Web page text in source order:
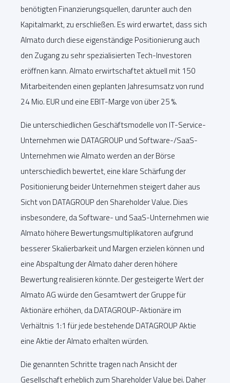
benötigten Finanzierungsquellen, darunter auch den
Kapitalmarkt, zu erschließen. Es wird erwartet, dass sich
Almato durch diese eigenständige Positionierung auch
den Zugang zu sehr spezialisierten Tech-Investoren
eröffnen kann. Almato erwirtschaftet aktuell mit 150
Mitarbeitenden einen geplanten Jahresumsatz von rund
24 Mio. EUR und eine EBIT-Marge von über 25 %.
Die unterschiedlichen Geschäftsmodelle von IT-Service-
Unternehmen wie DATAGROUP und Software-/SaaS-
Unternehmen wie Almato werden an der Börse
unterschiedlich bewertet, eine klare Schärfung der
Positionierung beider Unternehmen steigert daher aus
Sicht von DATAGROUP den Shareholder Value. Dies
insbesondere, da Software- und SaaS-Unternehmen wie
Almato höhere Bewertungsmultiplikatoren aufgrund
besserer Skalierbarkeit und Margen erzielen können und
eine Abspaltung der Almato daher deren höhere
Bewertung realisieren könnte. Der gesteigerte Wert der
Almato AG würde den Gesamtwert der Gruppe für
Aktionäre erhöhen, da DATAGROUP-Aktionäre im
Verhältnis 1:1 für jede bestehende DATAGROUP Aktie
eine Aktie der Almato erhalten würden.
Die genannten Schritte tragen nach Ansicht der
Gesellschaft erheblich zum Shareholder Value bei. Daher